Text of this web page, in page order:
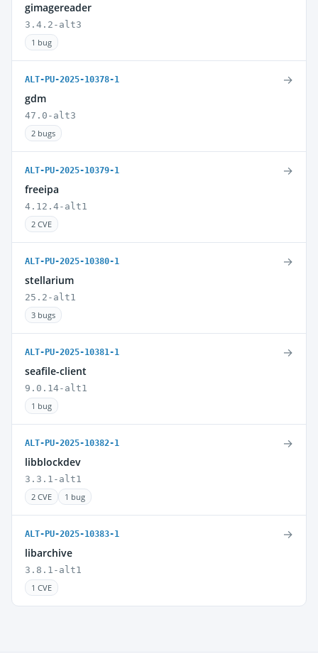
gimagereader
3.4.2-alt3
1 bug
ALT-PU-2025-10378-1
gdm
47.0-alt3
2 bugs
→
ALT-PU-2025-10379-1
freeipa
4.12.4-alt1
2 CVE
→
ALT-PU-2025-10380-1
stellarium
25.2-alt1
3 bugs
→
ALT-PU-2025-10381-1
seafile-client
9.0.14-alt1
1 bug
→
ALT-PU-2025-10382-1
libblockdev
3.3.1-alt1
2 CVE
1 bug
→
ALT-PU-2025-10383-1
libarchive
3.8.1-alt1
1 CVE
→